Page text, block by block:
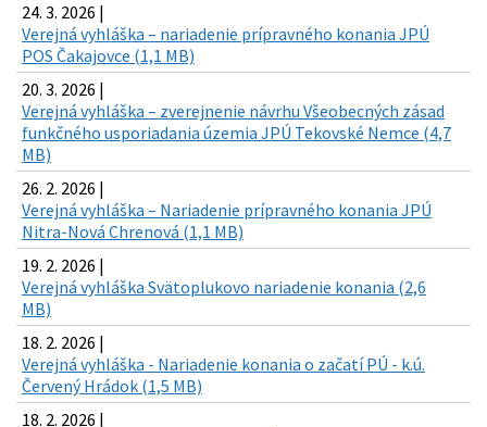
24. 3. 2026 |
Verejná vyhláška – nariadenie prípravného konania JPÚ
POS Čakajovce (1,1 MB)
20. 3. 2026 |
Verejná vyhláška – zverejnenie návrhu Všeobecných zásad
funkčného usporiadania územia JPÚ Tekovské Nemce (4,7
MB)
26. 2. 2026 |
Verejná vyhláška – Nariadenie prípravného konania JPÚ
Nitra-Nová Chrenová (1,1 MB)
19. 2. 2026 |
Verejná vyhláška Svätoplukovo nariadenie konania (2,6
MB)
18. 2. 2026 |
Verejná vyhláška - Nariadenie konania o začatí PÚ - k.ú.
Červený Hrádok (1,5 MB)
18. 2. 2026 |